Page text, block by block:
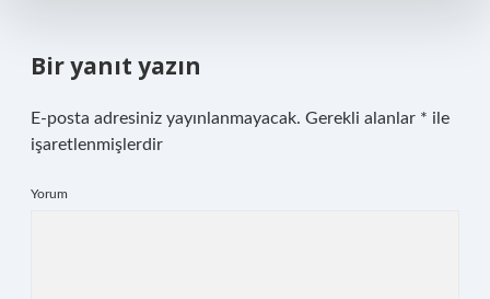
Bir yanıt yazın
E-posta adresiniz yayınlanmayacak. Gerekli alanlar * ile
işaretlenmişlerdir
Yorum